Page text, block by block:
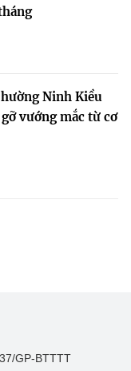
Ninh Kiều
vướng mắc từ cơ
GP-BTTTT